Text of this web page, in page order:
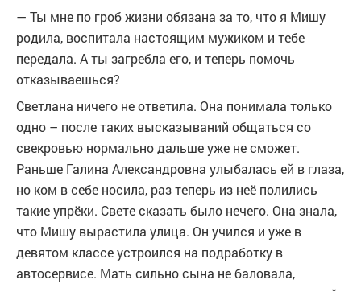
— Ты мне по гроб жизни обязана за то, что я Мишу
родила, воспитала настоящим мужиком и тебе
передала. А ты загребла его, и теперь помочь
отказываешься?
Светлана ничего не ответила. Она понимала только
одно – после таких высказываний общаться со
свекровью нормально дальше уже не сможет.
Раньше Галина Александровна улыбалась ей в глаза,
но ком в себе носила, раз теперь из неё полились
такие упрёки. Свете сказать было нечего. Она знала,
что Мишу вырастила улица. Он учился и уже в
девятом классе устроился на подработку в
автосервисе. Мать сильно сына не баловала,